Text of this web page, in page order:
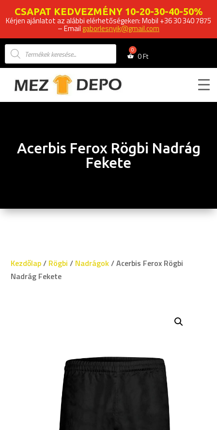
CSAPAT KEDVEZMÉNY 10-20-30-40-50%
Kérjen ajánlatot az alábbi elérhetőségeken: Mobil +36 30 340 7875
– Email gaborlesnyik@gmail.com
Products
search 0Ft
Acerbis Ferox Rögbi Nadrág
Fekete
Kezdőlap/ Rögbi / Nadrágok/ Acerbis Ferox Rögbi
Nadrág Fekete